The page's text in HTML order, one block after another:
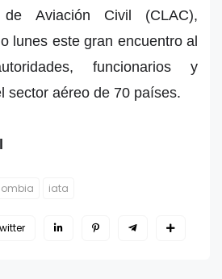
de Aviación Civil (CLAC),
lunes este gran encuentro al
funcionarios y
sector aéreo de 70 países.
iata